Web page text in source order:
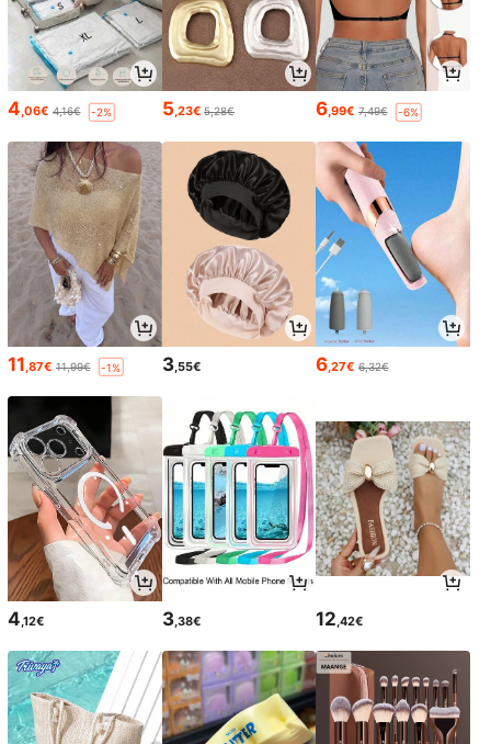
4,06€ 4,16€ -2% 5,23€ 5,28€ 6,99€ 7,49€ -6%
11 ,87€ 11,99€ -1% 3,55€ 6 ,27€ 6,32€
4,12€ 3,38€ 12,42€